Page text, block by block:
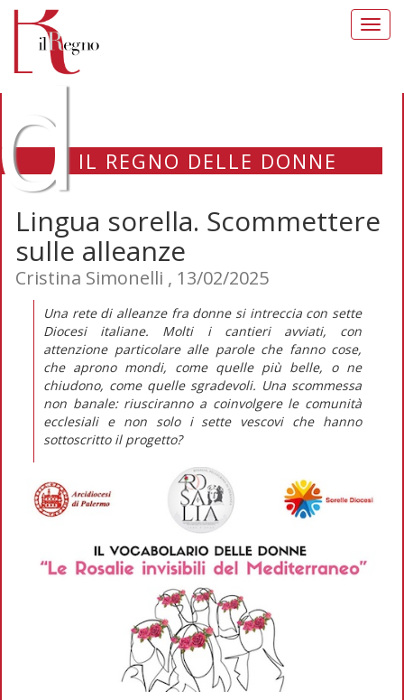
IL REGNO DELLE DONNE
Lingua sorella. Scommettere
sulle alleanze
Cristina Simonelli , 13/02/2025
Una rete di alleanze fra donne si intreccia con sette
Diocesi italiane. Molti i cantieri avviati, con
attenzione particolare alle parole che fanno cose,
che aprono mondi, come quelle più belle, o ne
chiudono, come quelle sgradevoli. Una scommessa
non banale: riusciranno a coinvolgere le comunità
ecclesiali e non solo i sette vescovi che hanno
sottoscritto il progetto?